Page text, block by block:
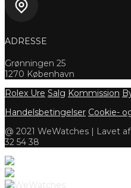
ADRESSE
Grønningen 25
1270 København
Rolex Ure Salg Kommission
Handelsbetingelser Cookie-
@ 2021 WeWatches | Lavet
32 54 38